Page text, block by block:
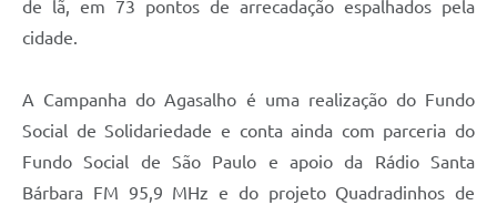
de lã, em 73 pontos de arrecadação espalhados pela
cidade.
A Campanha do Agasalho é uma realização do Fundo
Social de Solidariedade e conta ainda com parceria do
Fundo Social de São Paulo e apoio da Rádio Santa
Bárbara FM 95,9 MHz e do projeto Quadradinhos de